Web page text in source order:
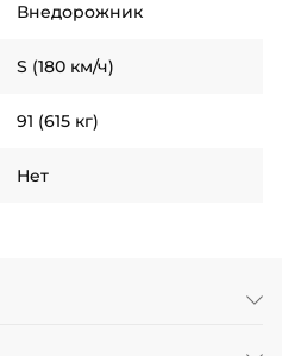
Внедорожник
S (180 км/ч)
91 (615 кг)
Нет